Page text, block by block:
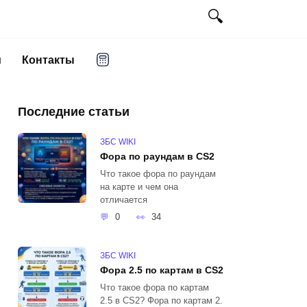
Контакты
Последние статьи
ЗБС WIKI
Фора по раундам в CS2
Что такое фора по раундам
на карте и чем она
отличается
0
34
ЗБС WIKI
Фора 2.5 по картам в CS2
Что такое фора по картам
2.5 в CS2? Фора по картам 2.